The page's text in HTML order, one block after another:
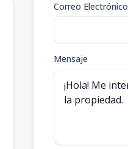
Correo Electrónico
Mensaje